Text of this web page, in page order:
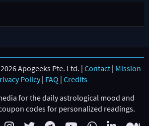
Apogeeks Pte. Ltd. | Contact | Mission
Policy| FAQ | Credits
for the daily astrological mood and
codes for personalized readings.